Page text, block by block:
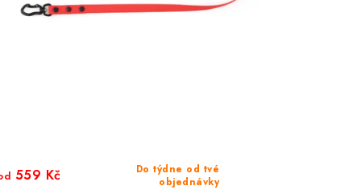
Do týdne od tvé
objednávky
559 Kč